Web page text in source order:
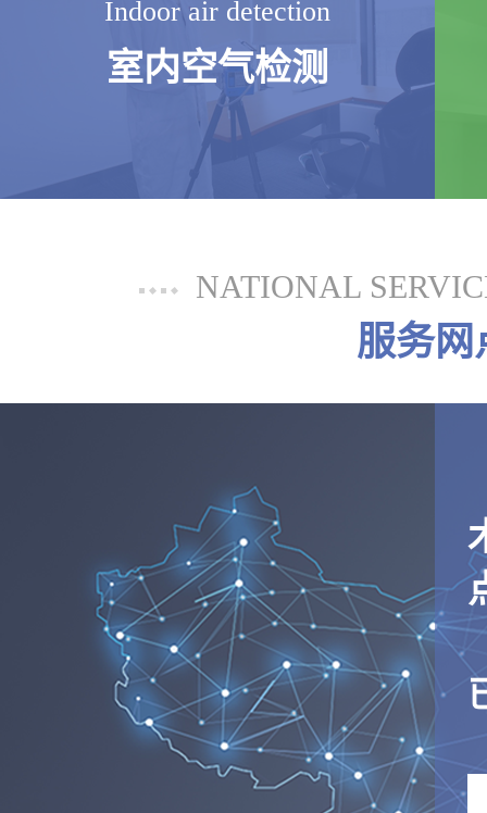
Indoor air detection
室内空气检测
NATIONAL
服务网